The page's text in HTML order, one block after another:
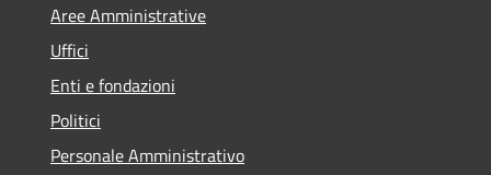
Aree Amministrative
Uffici
Enti e fondazioni
Politici
Personale Amministrativo